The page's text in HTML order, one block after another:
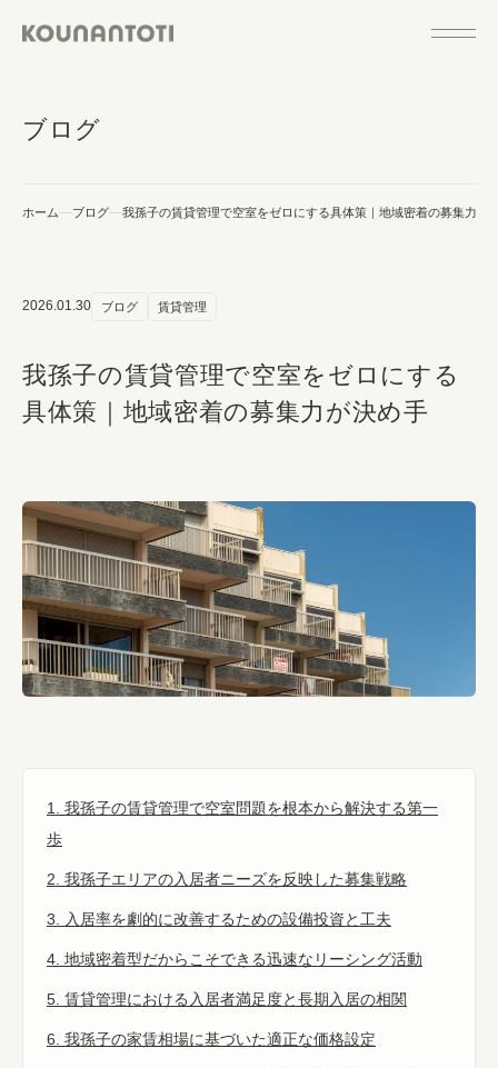
ブログ
ホーム ブログ 我孫子の賃貸管理で空室をゼロにする具体策｜地域密着の募集力が
2026.01.30 ブログ 賃貸管理
我孫子の賃貸管理で空室をゼロにする
具体策｜地域密着の募集力が決め手
1. 我孫子の賃貸管理で空室問題を根本から解決する第一
歩
2. 我孫子エリアの入居者ニーズを反映した募集戦略
3. 入居率を劇的に改善するための設備投資と工夫
4. 地域密着型だからこそできる迅速なリーシング活動
5. 賃貸管理における入居者満足度と長期入居の相関
6. 我孫子の家賃相場に基づいた適正な価格設定